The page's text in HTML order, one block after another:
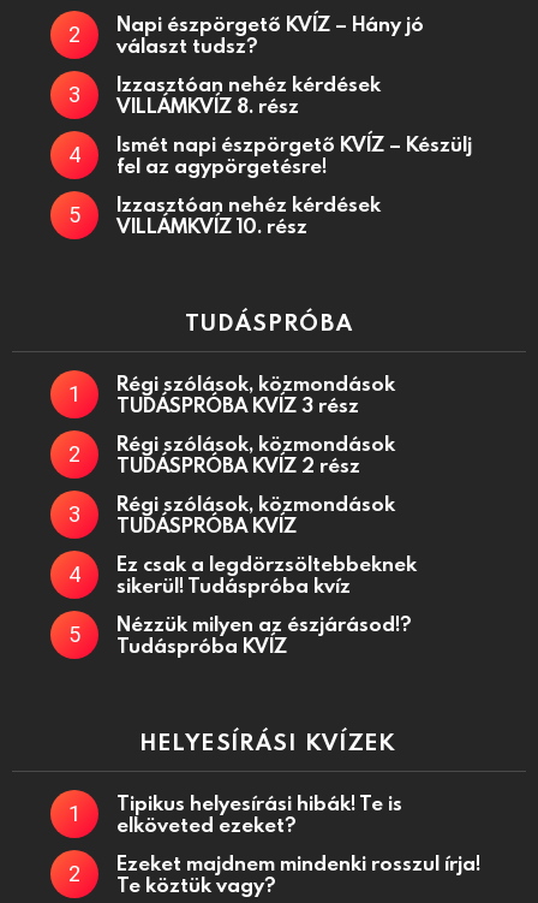
Napi észpörgető KVÍZ – Hány jó
választ tudsz?
Izzasztóan nehéz kérdések
VILLÁMKVÍZ 8. rész
Ismét napi észpörgető KVÍZ – Készülj
fel az agypörgetésre!
Izzasztóan nehéz kérdések
VILLÁMKVÍZ 10. rész
TUDÁSPRÓBA
Régi szólások, közmondások
TUDÁSPRÓBA KVÍZ 3 rész
Régi szólások, közmondások
TUDÁSPRÓBA KVÍZ 2 rész
Régi szólások, közmondások
TUDÁSPRÓBA KVÍZ
Ez csak a legdörzsöltebbeknek
sikerül! Tudáspróba kvíz
Nézzük milyen az észjárásod!?
Tudáspróba KVÍZ
HELYESÍRÁSI KVÍZEK
Tipikus helyesírási hibák! Te is
elköveted ezeket?
Ezeket majdnem mindenki rosszul írja!
Te köztük vagy?